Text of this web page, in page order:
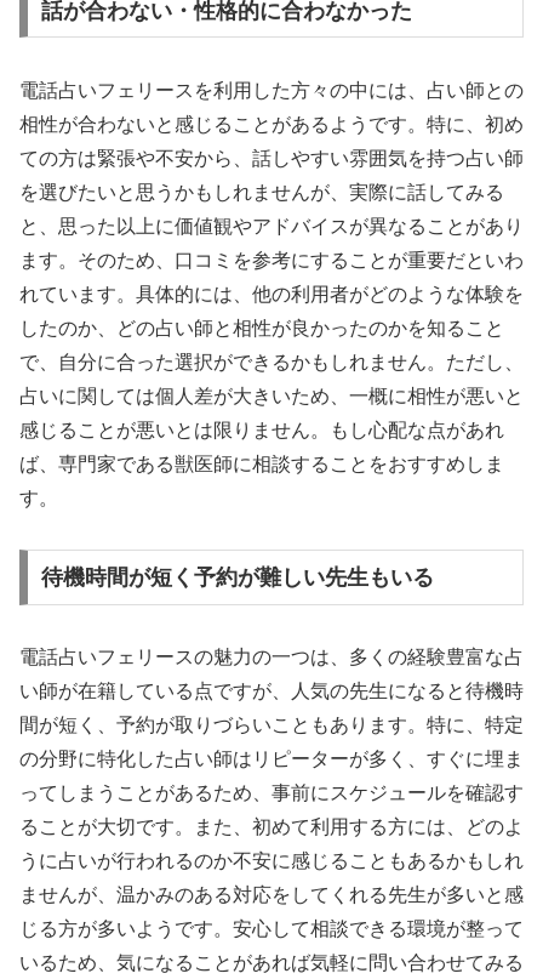
話が合わない・性格的に合わなかった
電話占いフェリースを利用した方々の中には、占い師との
相性が合わないと感じることがあるようです。特に、初め
ての方は緊張や不安から、話しやすい雰囲気を持つ占い師
を選びたいと思うかもしれませんが、実際に話してみる
と、思った以上に価値観やアドバイスが異なることがあり
ます。そのため、口コミを参考にすることが重要だといわ
れています。具体的には、他の利用者がどのような体験を
したのか、どの占い師と相性が良かったのかを知ること
で、自分に合った選択ができるかもしれません。ただし、
占いに関しては個人差が大きいため、一概に相性が悪いと
感じることが悪いとは限りません。もし心配な点があれ
ば、専門家である獣医師に相談することをおすすめしま
す。
待機時間が短く予約が難しい先生もいる
電話占いフェリースの魅力の一つは、多くの経験豊富な占
い師が在籍している点ですが、人気の先生になると待機時
間が短く、予約が取りづらいこともあります。特に、特定
の分野に特化した占い師はリピーターが多く、すぐに埋ま
ってしまうことがあるため、事前にスケジュールを確認す
ることが大切です。また、初めて利用する方には、どのよ
うに占いが行われるのか不安に感じることもあるかもしれ
ませんが、温かみのある対応をしてくれる先生が多いと感
じる方が多いようです。安心して相談できる環境が整って
いるため、気になることがあれば気軽に問い合わせてみる